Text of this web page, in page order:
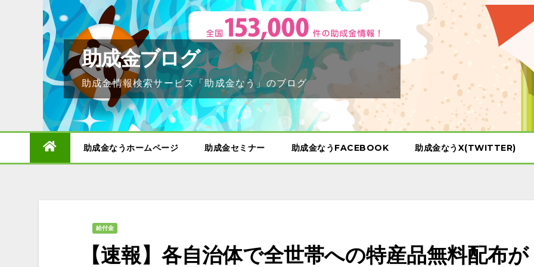
助成金ブログ
助成金情報検索サービス「助成金なう」のブログ
助成金なうホームページ 助成金セミナー 助成金なうFACEBOOK 助成金なうX(TWITTER)
給付金
【速報】各自治体で全世帯への特産品無料配布が